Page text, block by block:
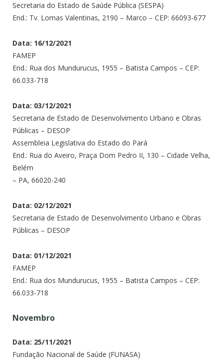
Secretaria do Estado de Saúde Pública (SESPA)
End.: Tv. Lomas Valentinas, 2190 – Marco – CEP: 66093-677
Data: 16/12/2021
FAMEP
End.: Rua dos Mundurucus, 1955 – Batista Campos – CEP:
66.033-718
Data: 03/12/2021
Secretaria de Estado de Desenvolvimento Urbano e Obras
Públicas – DESOP
Assembleia Legislativa do Estado do Pará
End.: Rua do Aveiro, Praça Dom Pedro II, 130 – Cidade Velha,
Belém
– PA, 66020-240
Data: 02/12/2021
Secretaria de Estado de Desenvolvimento Urbano e Obras
Públicas – DESOP
Data: 01/12/2021
FAMEP
End.: Rua dos Mundurucus, 1955 – Batista Campos – CEP:
66.033-718
Novembro
Data: 25/11/2021
Fundação Nacional de Saúde (FUNASA)